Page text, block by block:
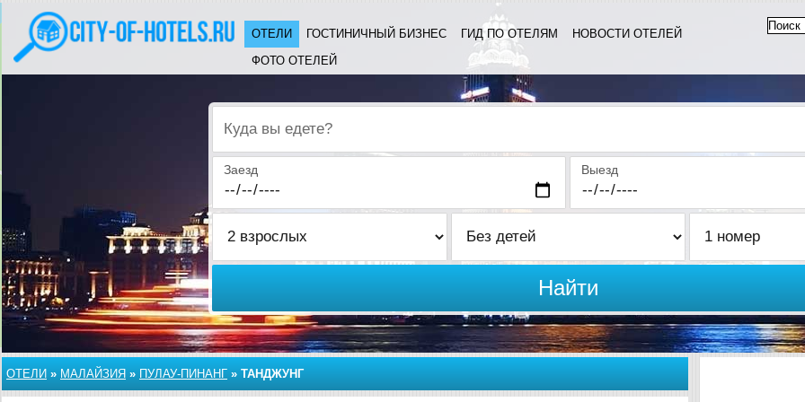
ОТЕЛИ ГОСТИНИЧНЫЙ БИЗНЕС ГИД ПО ОТЕЛЯМ
НОВОСТИ ОТЕЛЕЙ
ФОТО ОТЕЛЕЙ
Куда вы едете?
Заезд Выезд
Найти
ОТЕЛИ » МАЛАЙЗИЯ » ПУЛАУ-ПИНАНГ » ТАНДЖУНГ